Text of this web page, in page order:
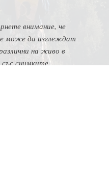
внимание, че
може да изглеждат
на живо в
със снимките,